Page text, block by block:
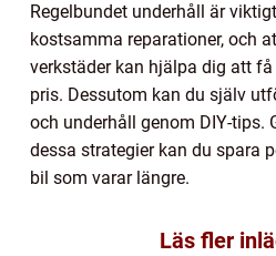
Regelbundet underhåll är
kostsamma reparationer, och
verkstäder kan hjälpa dig att
pris. Dessutom kan du själv
och underhåll genom DIY-tips.
dessa strategier kan du spara
bil som varar längre.
Läs fler